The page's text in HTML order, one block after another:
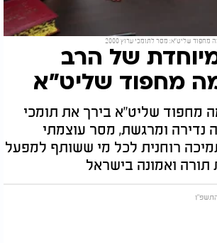
שליט"א: מסר לתומכי ערוץ 2000
של הרב
מחפוד שליט"א
מחפוד שליט"א בירך את תומכי
בברכה נדירה ומרגשת, מסר עוצמתי
רוחנית לכל מי ששותף למפעל
ואמונה בישראל